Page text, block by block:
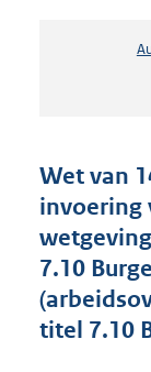
Wet van
invoering
7.10
titel 7.10